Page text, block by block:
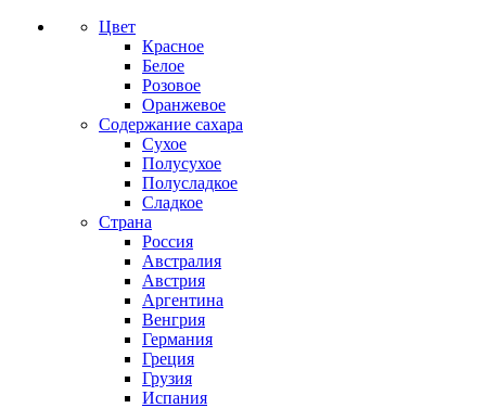
Цвет
Красное
Белое
Розовое
Оранжевое
Содержание сахара
Сухое
Полусухое
Полусладкое
Сладкое
Страна
Россия
Австралия
Австрия
Аргентина
Венгрия
Германия
Греция
Грузия
Испания